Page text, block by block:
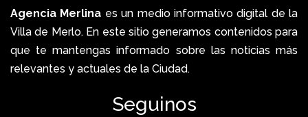
Agencia Merlina es un medio informativo digital de la
Villa de Merlo. En este sitio generamos contenidos para
que te mantengas informado sobre las noticias más
relevantes y actuales de la Ciudad.
Seguinos